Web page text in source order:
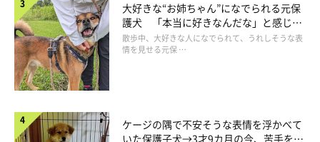
大好きな“お姉ちゃん”になでられる元保
護犬 「本当に好きなんだな」と感じる
表情にほっこり
散歩中、大好きな人になでられて、うれしそうな表
情を見せる元保 …
ケージの隅で不安そうな表情を浮かべて
いた保護子犬→3才9カ月の今、苦手を克